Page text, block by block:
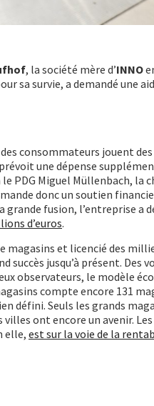
, la société mère d’INNO
sa survie, a demandé une
consommateurs jouent
une dépense
PDG Miguel Müllenbach, la
donc un soutien
grande fusion, l’entreprise a
d’euros.
magasins et licencié des
succès jusqu’à présent. Des
observateurs, le modèle
compte encore 131
défini. Seuls les grands
ont encore un avenir. Les
elle, est sur la voie de la